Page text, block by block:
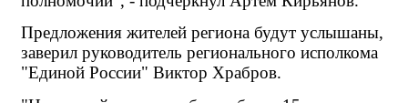
Предложения жителей региона будут услышаны,
заверил руководитель регионального исполкома
"Единой России" Виктор Храбров.